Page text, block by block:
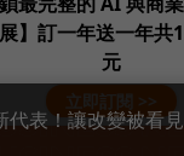
】訂一年送一年共
元
立即訂閱 >>
代表！讓改變被看